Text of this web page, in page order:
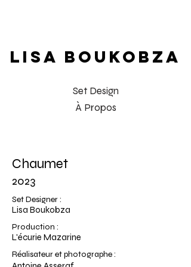
LISA BOUKOBZA
Set Design
À Propos
Chaumet
2023
Set Designer :
Lisa Boukobza
Production :
L'écurie Mazarine
Réalisateur et photographe :